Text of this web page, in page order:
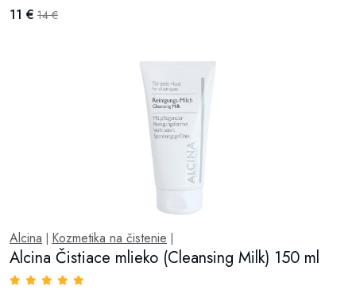
11 € 14 €
Alcina Kozmetika na čistenie
Alcina Čistiace mlieko (Cleansing Milk) 150 ml